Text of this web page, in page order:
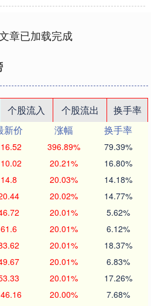
章已加载完成
个股流入 个股流出
换手率
新价 涨幅
换手率
396.89% 79.39%
20.21% 16.80%
14.8 20.03% 14.18%
20.02% 14.77%
20.01% 5.62%
61.6 20.01% 6.12%
20.01% 18.37%
20.01% 6.83%
20.01% 17.26%
20.00% 7.68%